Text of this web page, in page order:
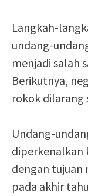
Langkah-
undang-
menjadi salah
Berikutnya,
rokok dilarang
Undang-
diperkenalkan
dengan tujuan
pada akhir